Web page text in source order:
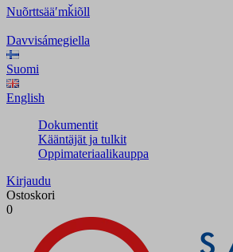
Nuõrttsääʹmǩiõll
Davvisámegiella
Suomi
English
Dokumentit
Kääntäjät ja tulkit
Oppimateriaalikauppa
Kirjaudu
Ostoskori
0